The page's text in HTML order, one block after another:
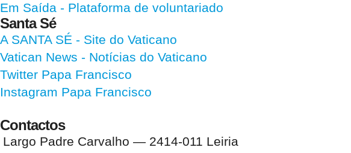
Em Saída - Plataforma de voluntariado
Santa Sé
A SANTA SÉ - Site do Vaticano
Vatican News - Notícias do Vaticano
Twitter Papa Francisco
Instagram Papa Francisco
Contactos
Largo Padre Carvalho — 2414-011 Leiria